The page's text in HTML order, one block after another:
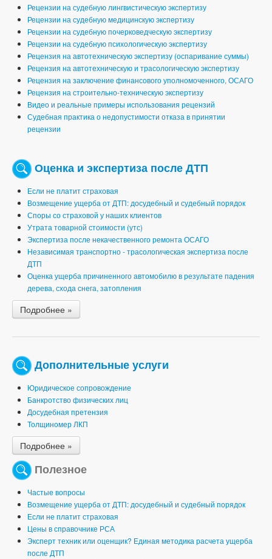
Рецензии на судебную лингвистическую экспертизу
Рецензии на судебную медицинскую экспертизу
Рецензии на судебную почерковедческую экспертизу
Рецензии на судебную психологическую экспертизу
Рецензия на автотехническую экспертизу (оспаривание суммы)
Рецензия на автотехническую и трасологическую экспертизу
Рецензия на заключение финансового уполномоченного, ОСАГО
Рецензия на строительно-техническую экспертизу
Видео и реальные примеры использования рецензий
Судебная практика о недопустимости отказа в принятии
рецензии
Оценка и экспертиза после ДТП
Если не платит страховая
Возмещение ущерба от ДТП: досудебный и судебный порядок
Споры со страховой у наших клиентов
Утрата товарной стоимости (утс)
Экспертиза после некачественного ремонта ОСАГО
Независимая транспортно - трасологическая экспертиза после
ДТП
Оценка ущерба причиненного автомобилю в результате падения
дерева, схода снега, затопления
Подробнее »
Дополнительные услуги
Юридическое сопровождение
Банкротство физических лиц
Досудебная претензия
Толщиномер ЛКП
Подробнее »
Полезное
Частые вопросы
Возмещение ущерба от ДТП: досудебный и судебный порядок
Если не платит страховая
Цены в справочнике РСА
Эксперт техник или оценщик? Единая методика расчета ущерба
после ДТП